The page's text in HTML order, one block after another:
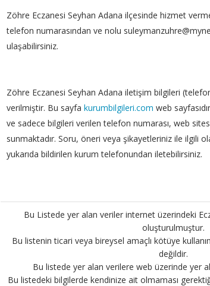
Zöhre Eczanesi Seyhan Adana ilçesinde hizmet
telefon numarasından ve nolu
ulaşabilirsiniz.
Zöhre Eczanesi Seyhan Adana iletişim bilgileri
verilmiştir. Bu sayfa kurumbilgileri.com web
ve sadece bilgileri verilen telefon numarası, web
sunmaktadır. Soru, öneri veya şikayetleriniz ile ilgili
yukarıda bildirilen kurum telefonundan iletebilirsiniz.
Bu Listede yer alan veriler internet üzerindeki
oluşturulmuştur.
Bu listenin ticari veya bireysel amaçlı kötüye
değildir.
Bu listede yer alan verilere web üzerinde yer
Bu listedeki bilgilerde kendinize ait olmaması